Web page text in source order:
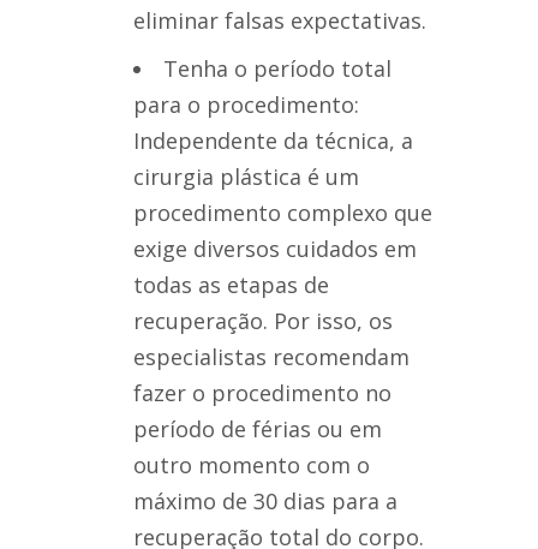
eliminar falsas expectativas.
Tenha o período total
para o procedimento:
Independente da técnica, a
cirurgia plástica é um
procedimento complexo que
exige diversos cuidados em
todas as etapas de
recuperação. Por isso, os
especialistas recomendam
fazer o procedimento no
período de férias ou em
outro momento com o
máximo de 30 dias para a
recuperação total do corpo.